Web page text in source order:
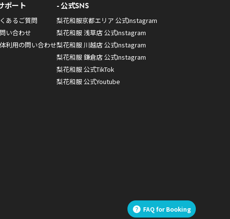
FAQ for Booking
ポート
あるご質問
い合わせ
利用の問い合わせ
公式SNS
梨花和服京都エリア 公式Instagram
梨花和服 浅草店 公式Instagram
梨花和服 川越店 公式Instagram
梨花和服 鎌倉店 公式Instagram
梨花和服 公式TikTok
梨花和服 公式Youtube